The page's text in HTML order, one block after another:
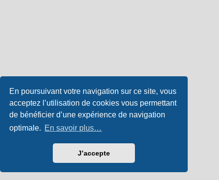
En poursuivant votre navigation sur ce site, vous
acceptez l’utilisation de cookies vous permettant
de bénéficier d’une expérience de navigation
optimale. En savoir plus…
J’accepte